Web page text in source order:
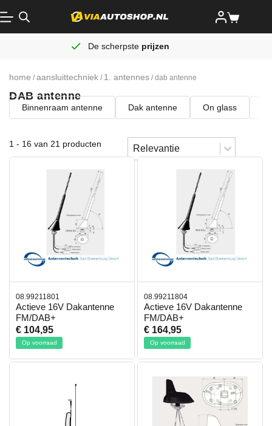
De scherpste prijzen
home / aansluittechniek / 1. antennes / dab antenne
DAB antenne
Binnenraam antenne Dak antenne On glass
1 - 16 van 21 producten Sorteren
Sort content
Sort content
08.99211801
Actieve 16V Dakantenne
FM/DAB+
€ 104,95
Op voorraad
08.99211804
Actieve 16V Dakantenne
FM/DAB+
€ 164,95
Op voorraad